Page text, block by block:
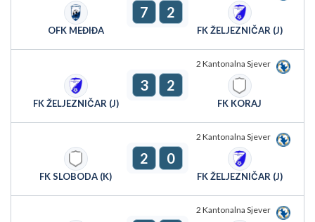
OFK MEĐIĐA
7 2
FK ŽELJEZNIČAR (J)
2 Kantonalna Sjever
FK ŽELJEZNIČAR (J)
3 2
FK KORAJ
2 Kantonalna Sjever
FK SLOBODA (K)
2 0
FK ŽELJEZNIČAR (J)
2 Kantonalna Sjever